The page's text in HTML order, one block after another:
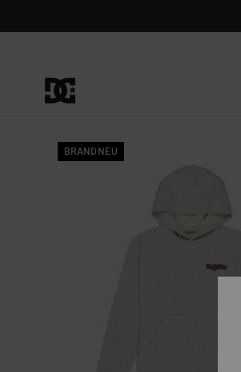
BRANDNEU